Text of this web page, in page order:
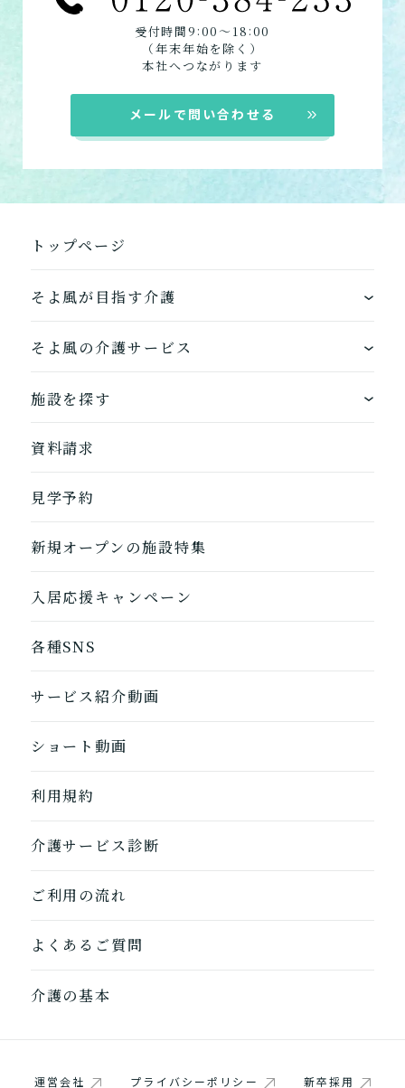
したい・利用したい★
電話：087-815-5004
お問い合わせフォームはこちら
定期巡回・随時対応型訪
問介護看護
必要な時自宅に来てもらっ
て介護してもらう
居宅介護支援
閉じる
1つ前に戻る 介護診断を終了
1つ前に戻る 介護診断を終了
1つ前に戻る 介護診断を終了
1つ前に戻る 介護診断を終了
1つ前に戻る 介護診断を終了
1つ前に戻る 介護診断を終了
1つ前に戻る 介護診断を終了
受付時間9 :00〜18 :00
（年末年始を除く）
本社へつながります
メールで問い合わせる
トップページ
そよ風が目指す介護
ワンストップサービス
できるを増やす介護サービス
お客様に選ばれるできたてのお食事
そよ風の介護サービス
ホームに入居する
自宅から通う
自宅に来てもらう
施設を探す
地図から探す
自宅から通う/来てもらう
資料請求
見学予約
新規オープンの施設特集
入居応援キャンペーン
各種SNS
サービス紹介動画
ショート動画
利用規約
介護サービス診断
ご利用の流れ
よくあるご質問
介護の基本
運営会社 プライバシーポリシー 新卒採用